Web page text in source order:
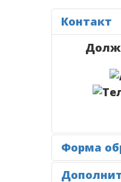
Контакт
Форма